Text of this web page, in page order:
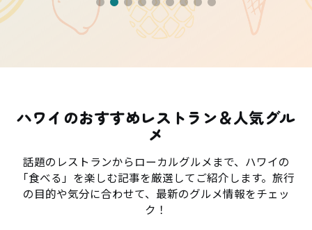
ハワイのおすすめレストラン＆人気グル
メ
話題のレストランからローカルグルメまで、ハワイの
「食べる」を楽しむ記事を厳選してご紹介します。旅行
の目的や気分に合わせて、最新のグルメ情報をチェッ
ク！